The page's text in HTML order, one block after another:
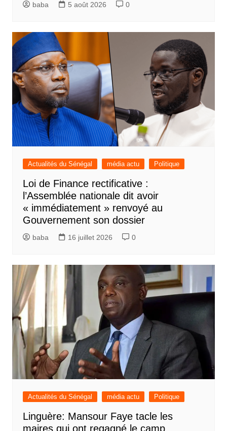
baba 5 août 2026 0
Actualités du Sénégal média actu Politique
Loi de Finance rectificative :
l’Assemblée nationale dit avoir
« immédiatement » renvoyé au
Gouvernement son dossier
baba 16 juillet 2026 0
Actualités du Sénégal média actu Politique
Linguère: Mansour Faye tacle les
maires qui ont regagné le camp